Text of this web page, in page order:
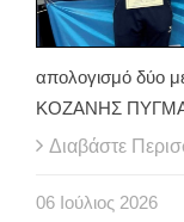
απολογισμό δύο
ΚΟΖΑΝΗΣ
Διαβάστε
06 Ιούλιος 2026